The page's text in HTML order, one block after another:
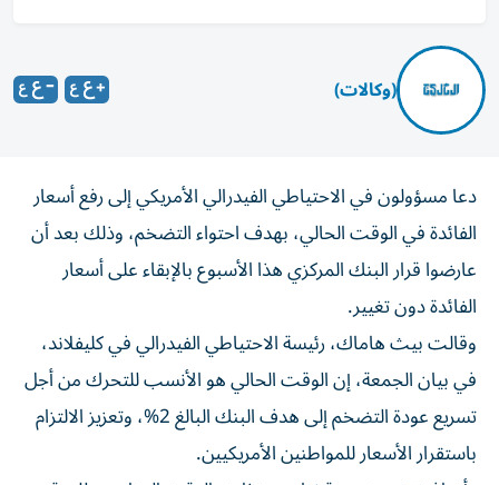
(وكالات)
دعا مسؤولون في الاحتياطي الفيدرالي الأمريكي إلى رفع أسعار
الفائدة في الوقت الحالي، بهدف احتواء التضخم، وذلك بعد أن
عارضوا قرار البنك المركزي هذا الأسبوع بالإبقاء على أسعار
الفائدة دون تغيير.
وقالت بيث هاماك، رئيسة الاحتياطي الفيدرالي في كليفلاند،
في بيان الجمعة، إن الوقت الحالي هو الأنسب للتحرك من أجل
تسريع عودة التضخم إلى هدف البنك البالغ 2%، وتعزيز الالتزام
باستقرار الأسعار للمواطنين الأمريكيين.